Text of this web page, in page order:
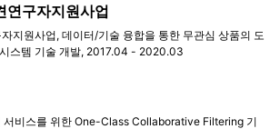
연구자지원사업
지원사업, 데이터/기술 융합을 통한 무관심 상품의 도
스템 기술 개발, 2017.04 - 2020.03
서비스를 위한 One-Class Collaborative Filtering 기